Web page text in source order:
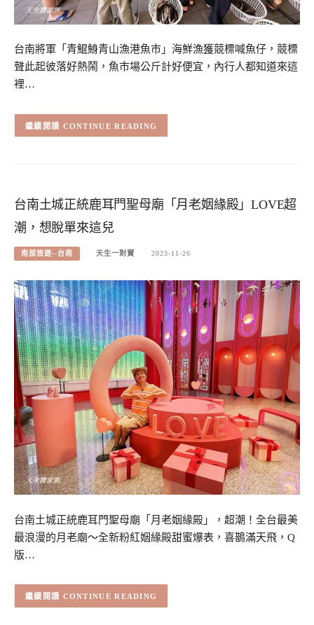
台南將軍「青鯤鯓青山漁港魚市」海鮮漁獲競標喊魚仔，競標
聲此起彼落好熱鬧，魚市場公斤計好便宜，內行人都知道來這
裡…
CONTINUE READING
台南土城正統鹿耳門聖母廟「月老姻緣殿」LOVE超
潮，想脫單來這兒
南部旅遊--台南 天生一對寶 2023-11-26
台南土城正統鹿耳門聖母廟「月老姻緣殿」，超潮！全台最美
最浪漫的月老廟～全新粉紅姻緣殿甜蜜爆表，喜鵲滿天飛，Q
版…
CONTINUE READING